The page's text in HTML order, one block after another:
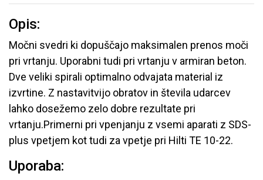
Opis:
Močni svedri ki dopuščajo maksimalen prenos moči
pri vrtanju. Uporabni tudi pri vrtanju v armiran beton.
Dve veliki spirali optimalno odvajata material iz
izvrtine. Z nastavitvijo obratov in števila udarcev
lahko dosežemo zelo dobre rezultate pri
vrtanju.Primerni pri vpenjanju z vsemi aparati z SDS-
plus vpetjem kot tudi za vpetje pri Hilti TE 10-22.
Uporaba: